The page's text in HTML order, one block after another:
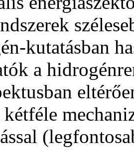
kutatásban
a
kétféle